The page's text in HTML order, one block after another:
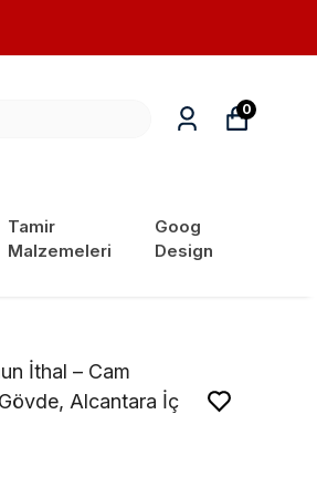
Tamir
Malzemeleri
Goog
Design
0
İthal – Cam
Alcantara İç